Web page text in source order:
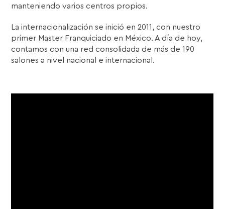
manteniendo varios centros propios.
La internacionalización se inició en 2011, con nuestro
primer Master Franquiciado en México. A día de hoy,
contamos con una red consolidada de más de 190
salones a nivel nacional e internacional.